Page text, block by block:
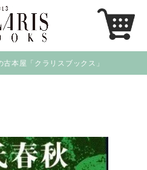
本屋「クラリスブックス」